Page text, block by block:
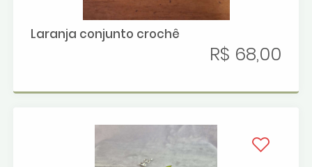
Laranja conjunto crochê
R$ 68,00